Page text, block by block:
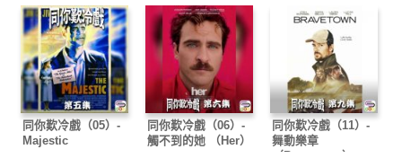
同你歎冷戲（05）-
Majestic
同你歎冷戲（06）-
觸不到的她 （Her）
同你歎冷戲（11）-
舞動樂章
（Bravetown）